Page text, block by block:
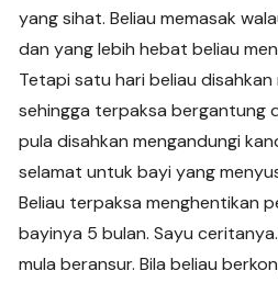
yang sihat. Beliau memasak
dan yang lebih hebat beliau
Tetapi satu hari beliau
sehingga terpaksa bergantung
pula disahkan mengandungi
selamat untuk bayi yang
Beliau terpaksa menghentikan
bayinya 5 bulan. Sayu
mula beransur. Bila beliau